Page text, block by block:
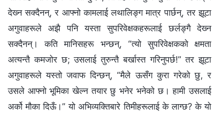
देख्‍न सक्दैनन्, र आफ्नो कामलाई लथालिङ्ग मात्र पार्छन्, तर झूटा
अगुवाहरूले अझै पनि यस्ता सुपरिवेक्षकहरूलाई छर्लङ्गै देख्‍न
सक्दैनन्। कति मानिसहरू भन्छन्, “त्यो सुपरिवेक्षकको क्षमता
अत्यन्तै कमजोर छ; उसलाई तुरुन्तै बर्खास्त गरिनुपर्छ!” तर झूटा
अगुवाहरूले यस्तो जवाफ दिन्छन्, “मैले ऊसँग कुरा गरेको छु, र
उसले आफ्नो भूमिका खेल्न तयार छु भनेर भनेको छ। हामी उसलाई
अर्को मौका दिऊँ।” यो अभिव्यक्तिबारे तिमीहरूलाई के लाग्छ? के यो